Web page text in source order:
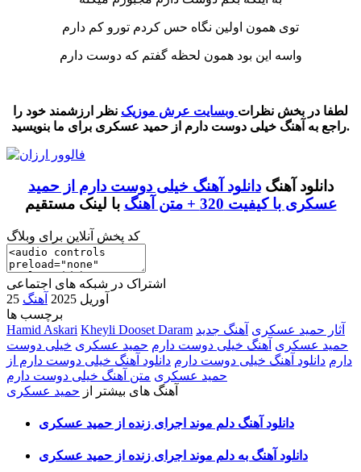
توی همون اولین نگاه حس کردم تورو کم دارم
واسه این بود همون لحظه گفتم که دوست دارم
لطفا در بخش نظرات وبسایت عرش موزیک نظر ارزشمند خود را
راجع به آهنگ خیلی دوست دارم از حمید عسکری برای ما بنویسید.
دانلود آهنگدانلود آهنگ خیلی دوست دارم از حمید
عسکری با کیفیت 320 + متن آهنگ
با لینک مستقیم
کد پخش آنلاین برای وبلاگ
اشتراک در شبکه های اجتماعی
25 آوریل 2025
آهنگ
برچسب ها
Hamid Askari Kheyli Dooset Daram آثار حمید عسکری آهنگ جدید
حمید عسکری آهنگ خیلی دوست دارم حمید عسکری خیلی دوست
دارم دانلود آهنگ خیلی دوست دارم دانلود آهنگ خیلی دوست دارم از
حمید عسکری متن آهنگ خیلی دوست دارم
آهنگ های بیشتر از حمید عسکری
دانلود آهنگ دلم موند اجرای زنده از حمید عسکری
دانلود آهنگ به دلم موند اجرای زنده از حمید عسکری